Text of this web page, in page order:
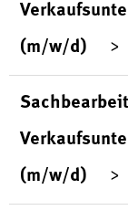
(m/w/d)
(m/w/d)